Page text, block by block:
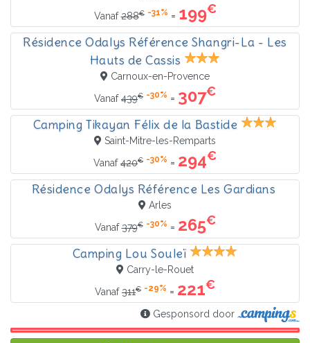
Vanaf288€ -31% = 199€
Résidence Odalys Référence Shangri-La - Les
Hauts de Cassis
Carnoux-en-Provence
Vanaf439€ -30% = 307€
Camping Tikayan Félix de la Bastide
Saint-Mitre-les-Remparts
Vanaf420€ -30% = 294€
Résidence Odalys Référence Les Gardians
Arles
Vanaf379€ -30% = 265€
Camping Lou Souleï
Carry-le-Rouet
Vanaf311€ -29% = 221€
Gesponsord door